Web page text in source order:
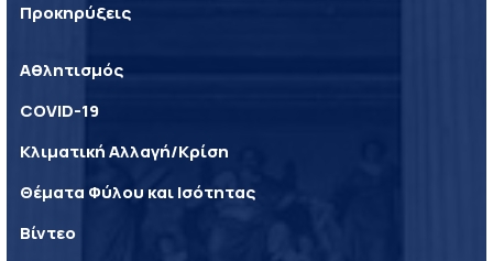
Προκηρύξεις
Αθλητισμός
COVID-19
Κλιματική Αλλαγή/Κρίση
Θέματα Φύλου και Ισότητας
Βίντεο